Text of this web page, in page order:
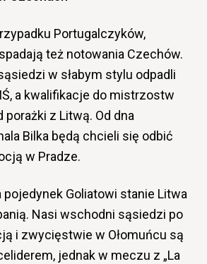
Portugalczyków,
też notowania Czechów.
w słabym stylu odpadli
a kwalifikacje do mistrzostw
porażki z Litwą. Od dna
Bilka będą chcieli się odbić
w Pradze.
pojedynek Goliatowi stanie Litwa
Nasi wschodni sąsiedzi po
i zwycięstwie w Ołomuńcu są
jednak w meczu z „La